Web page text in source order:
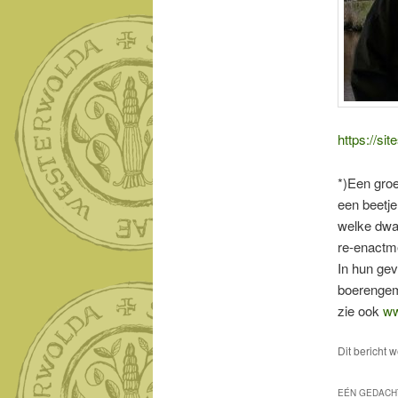
https://
*)Een
een
welke
re-
In hun
zie ook
Dit bericht
EÉN